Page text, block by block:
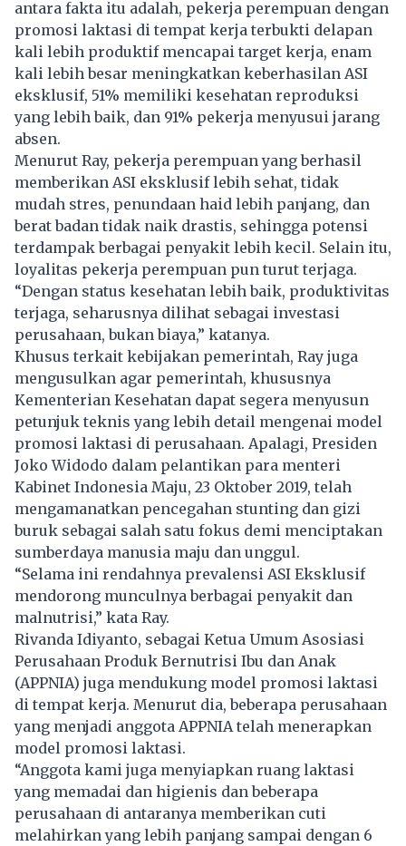
antara fakta itu adalah, pekerja perempuan dengan
promosi laktasi di tempat kerja terbukti delapan
kali lebih produktif mencapai target kerja, enam
kali lebih besar meningkatkan keberhasilan ASI
eksklusif, 51% memiliki kesehatan reproduksi
yang lebih baik, dan 91% pekerja menyusui jarang
absen.
Menurut Ray, pekerja perempuan yang berhasil
memberikan ASI eksklusif lebih sehat, tidak
mudah stres, penundaan haid lebih panjang, dan
berat badan tidak naik drastis, sehingga potensi
terdampak berbagai penyakit lebih kecil. Selain itu,
loyalitas pekerja perempuan pun turut terjaga.
“Dengan status kesehatan lebih baik, produktivitas
terjaga, seharusnya dilihat sebagai investasi
perusahaan, bukan biaya,” katanya.
Khusus terkait kebijakan pemerintah, Ray juga
mengusulkan agar pemerintah, khususnya
Kementerian Kesehatan dapat segera menyusun
petunjuk teknis yang lebih detail mengenai model
promosi laktasi di perusahaan. Apalagi, Presiden
Joko Widodo dalam pelantikan para menteri
Kabinet Indonesia Maju, 23 Oktober 2019, telah
mengamanatkan pencegahan stunting dan gizi
buruk sebagai salah satu fokus demi menciptakan
sumberdaya manusia maju dan unggul.
“Selama ini rendahnya prevalensi ASI Eksklusif
mendorong munculnya berbagai penyakit dan
malnutrisi,” kata Ray.
Rivanda Idiyanto, sebagai Ketua Umum Asosiasi
Perusahaan Produk Bernutrisi Ibu dan Anak
(APPNIA) juga mendukung model promosi laktasi
di tempat kerja. Menurut dia, beberapa perusahaan
yang menjadi anggota APPNIA telah menerapkan
model promosi laktasi.
“Anggota kami juga menyiapkan ruang laktasi
yang memadai dan higienis dan beberapa
perusahaan di antaranya memberikan cuti
melahirkan yang lebih panjang sampai dengan 6